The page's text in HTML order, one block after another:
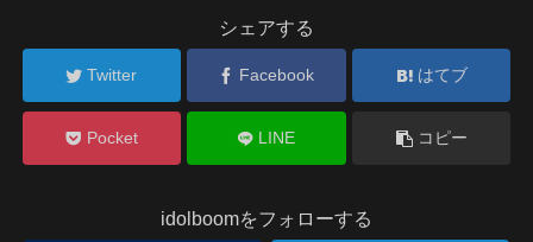
シェアする
Twitter Facebook はてブ
Pocket LINE コピー
idolboomをフォローする